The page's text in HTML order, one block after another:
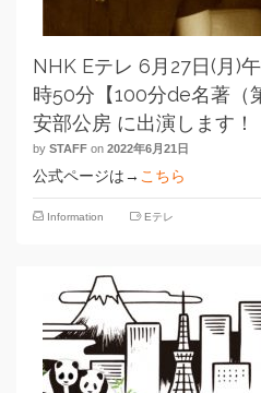
NHK Eテレ 6月27日(月)
時50分【100分de名著（
安部公房 に出演します！
by STAFF on 2022年6月21日
公式ページは→ こちら
Information Eテレ